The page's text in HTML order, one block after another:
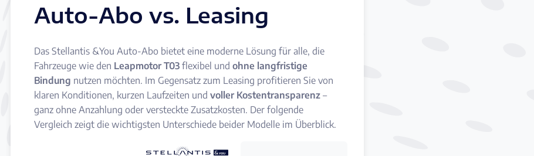
Auto-Abo vs. Leasing
Das Stellantis &You Auto-Abo bietet eine moderne Lösung für alle, die
Fahrzeuge wie den Leapmotor T03 flexibel und ohne langfristige
Bindung nutzen möchten. Im Gegensatz zum Leasing profitieren Sie von
klaren Konditionen, kurzen Laufzeiten und voller Kostentransparenz –
ganz ohne Anzahlung oder versteckte Zusatzkosten. Der folgende
Vergleich zeigt die wichtigsten Unterschiede beider Modelle im Überblick.